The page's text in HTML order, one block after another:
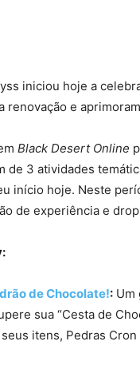
iniciou hoje a
renovação e
Black Desert Online
de 3 atividades
início hoje. Neste
de experiência e
de Chocolate!: Um
sua “Cesta de
itens, Pedras